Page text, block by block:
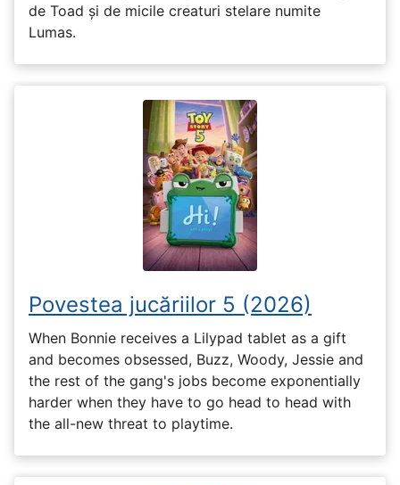
de Toad și de micile creaturi stelare numite
Lumas.
Povestea jucăriilor 5 (2026)
When Bonnie receives a Lilypad tablet as a gift
and becomes obsessed, Buzz, Woody, Jessie and
the rest of the gang's jobs become exponentially
harder when they have to go head to head with
the all-new threat to playtime.